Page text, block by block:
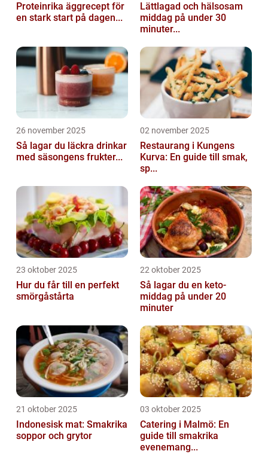
Proteinrika äggrecept för
en stark start på dagen...
Lättlagad och hälsosam
middag på under 30
minuter...
26 november 2025
Så lagar du läckra drinkar
med säsongens frukter...
02 november 2025
Restaurang i Kungens
Kurva: En guide till smak,
sp...
23 oktober 2025
Hur du får till en perfekt
smörgåstårta
22 oktober 2025
Så lagar du en keto-
middag på under 20
minuter
21 oktober 2025
Indonesisk mat: Smakrika
soppor och grytor
03 oktober 2025
Catering i Malmö: En
guide till smakrika
evenemang...